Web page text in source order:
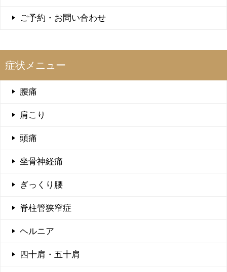
ご予約・お問い合わせ
症状メニュー
腰痛
肩こり
頭痛
坐骨神経痛
ぎっくり腰
脊柱管狭窄症
ヘルニア
四十肩・五十肩